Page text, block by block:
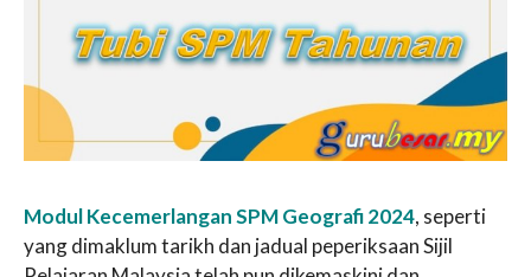
Modul Kecemerlangan SPM Geografi 2024, seperti
yang dimaklum tarikh dan jadual peperiksaan Sijil